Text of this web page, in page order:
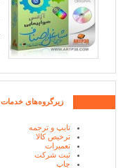
زیرگروه‌های خدمات
تایپ و ترجمه
ترخیص کالا
تعمیرات
ثبت شرکت
چاپ